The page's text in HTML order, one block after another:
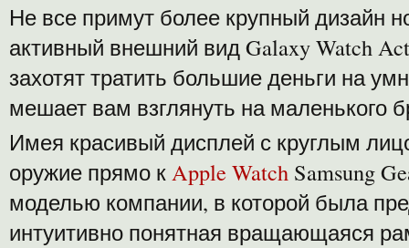
Не все примут более крупный дизайн
активный внешний вид Galaxy Watch
захотят тратить большие деньги на
мешает вам взглянуть на маленького
Имея красивый дисплей с круглым
оружие прямо кApple Watch Samsung
моделью компании, в которой была
интуитивно понятная вращающаяся